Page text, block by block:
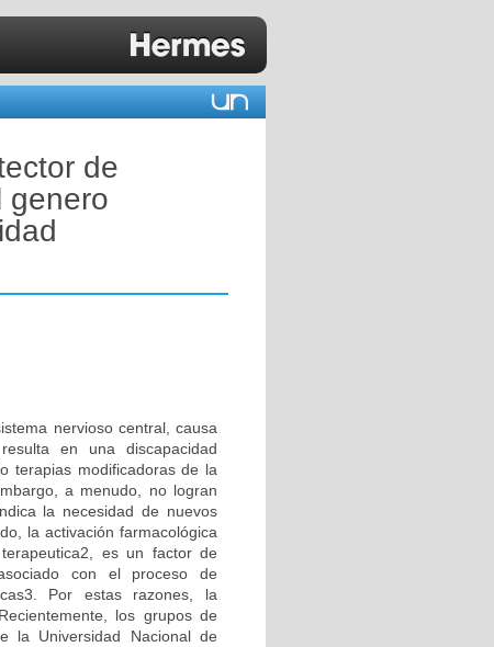
de
genero
nervioso central, causa
en una discapacidad
terapias modificadoras de la
a menudo, no logran
la necesidad de nuevos
la activación farmacológica
es un factor de
con el proceso de
Por estas razones, la
los grupos de
la Universidad Nacional de